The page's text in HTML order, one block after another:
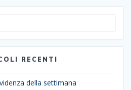
RECENTI
della settimana